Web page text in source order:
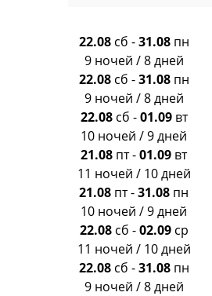
Panteon
Ambotis
Paks
Amigo-S
Pac Group
Alean
Sunmar
PlanTravel
FUN&SUN ex TUI
Крымская Волна
LOTI
Russian Express
Интурист
Travelata
22.08 сб -31.08 пн
9 ночей / 8 дней
22.08 сб -31.08 пн
9 ночей / 8 дней
22.08 сб -01.09 вт
10 ночей / 9 дней
21.08 пт-01.09 вт
11 ночей / 10 дней
21.08 пт-31.08 пн
10 ночей / 9 дней
22.08 сб -02.09 ср
11 ночей / 10 дней
22.08 сб -31.08 пн
9 ночей / 8 дней